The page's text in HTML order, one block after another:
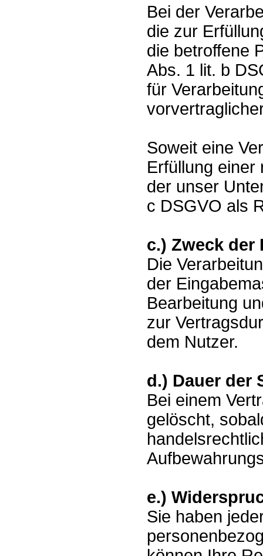
Bei der
die zur
die betroffene
Abs. 1 lit. b
für
Soweit eine
Erfüllung einer
der unser
c DSGVO als
c.) Zweck der
Die
der
Bearbeitung
zur
dem Nutzer.
d.) Dauer der
Bei einem
gelöscht,
e.)
Sie haben